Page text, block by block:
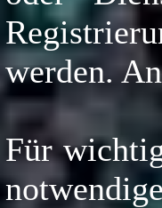
werden.
Für